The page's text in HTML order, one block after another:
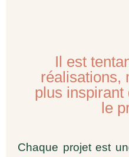
Il est
réalisations,
plus
le
Chaque projet est